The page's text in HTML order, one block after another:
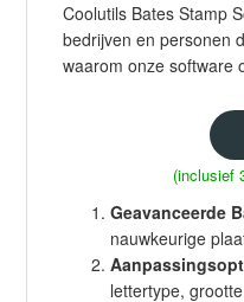
Coolutils Bates Stamp
bedrijven en personen
waarom onze software
(inclusief
Geavanceerde
nauwkeurige
lettertype,